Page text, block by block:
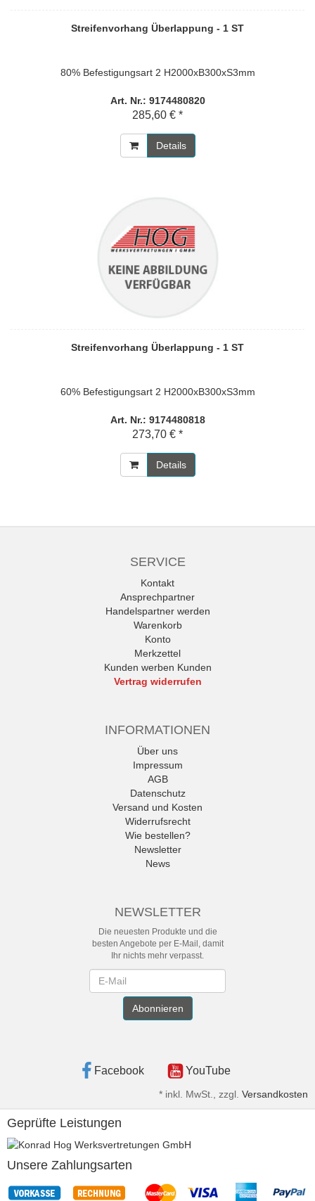
Streifenvorhang Überlappung - 1 ST
80% Befestigungsart 2 H2000xB300xS3mm
Art. Nr.: 9174480820
285,60 € *
Details
Streifenvorhang Überlappung - 1 ST
60% Befestigungsart 2 H2000xB300xS3mm
Art. Nr.: 9174480818
273,70 € *
Details
SERVICE
Kontakt
Ansprechpartner
Handelspartner werden
Warenkorb
Konto
Merkzettel
Kunden werben Kunden
Vertrag widerrufen
INFORMATIONEN
Über uns
Impressum
AGB
Datenschutz
Versand und Kosten
Widerrufsrecht
Wie bestellen?
Newsletter
News
NEWSLETTER
Die neuesten Produkte und die
besten Angebote per E-Mail, damit
Ihr nichts mehr verpasst.
Abonnieren
Facebook YouTube
* inkl. MwSt., zzgl. Versandkosten
Geprüfte Leistungen
Unsere Zahlungsarten